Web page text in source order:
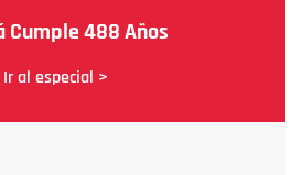
Cumple 488 Años
Ir al especial >